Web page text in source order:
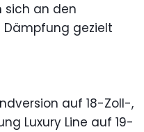
sich an den
Dämpfung gezielt
auf 18-Zoll-,
Luxury Line auf 19-